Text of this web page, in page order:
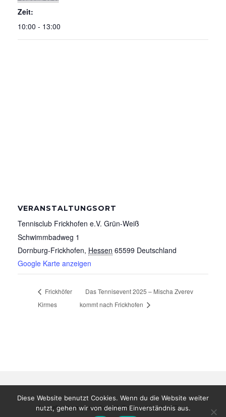
Zeit:
10:00 - 13:00
VERANSTALTUNGSORT
Tennisclub Frickhofen e.V. Grün-Weiß
Schwimmbadweg 1
Dornburg-Frickhofen, Hessen 65599 Deutschland
Google Karte anzeigen
Frickhöfer
Kirmes
Das Tennisevent 2025 – Mischa Zverev
kommt nach Frickhofen
Activello Theme vonColorlibPowered byWordPress
Diese Website benutzt Cookies. Wenn du die Website weiter
nutzt, gehen wir von deinem Einverständnis aus.